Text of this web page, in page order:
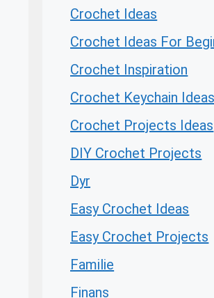
Crochet Ideas
Crochet Ideas For
Crochet Inspiration
Crochet Keychain Ideas
Crochet Projects Ideas
DIY Crochet Projects
Dyr
Easy Crochet Ideas
Easy Crochet Projects
Familie
Finans